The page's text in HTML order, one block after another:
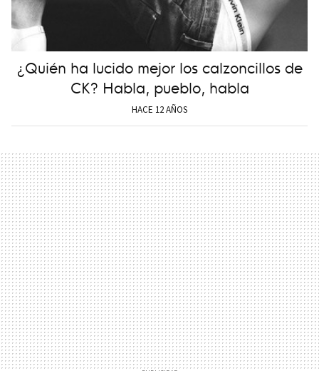
¿Quién ha lucido mejor los calzoncillos de
CK? Habla, pueblo, habla
HACE 12 AÑOS